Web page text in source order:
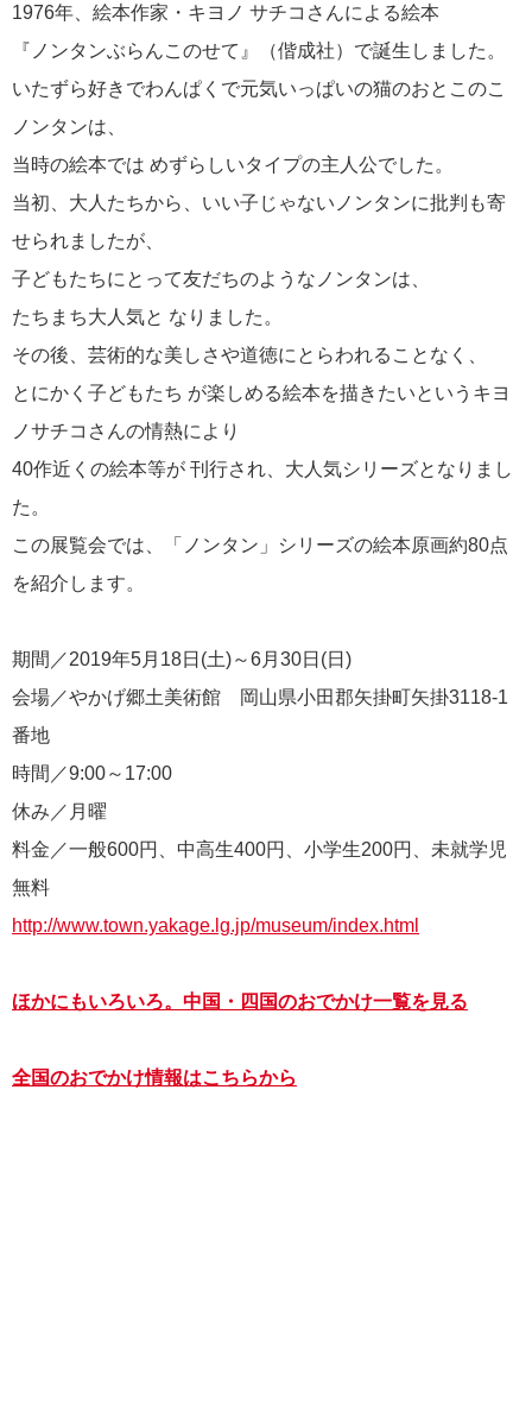
1976年、絵本作家・キヨノ サチコさんによる絵本
『ノンタンぶらんこのせて』（偕成社）で誕生しました。
いたずら好きでわんぱくで元気いっぱいの猫のおとこのこ
ノンタンは、
当時の絵本では めずらしいタイプの主人公でした。
当初、大人たちから、いい子じゃないノンタンに批判も寄
せられましたが、
子どもたちにとって友だちのようなノンタンは、
たちまち大人気と なりました。
その後、芸術的な美しさや道徳にとらわれることなく、
とにかく子どもたち が楽しめる絵本を描きたいというキヨ
ノサチコさんの情熱により
40作近くの絵本等が 刊行され、大人気シリーズとなりまし
た。
この展覧会では、「ノンタン」シリーズの絵本原画約80点
を紹介します。
期間／2019年5月18日(土)～6月30日(日)
会場／やかげ郷土美術館 岡山県小田郡矢掛町矢掛3118-1
番地
時間／9:00～17:00
休み／月曜
料金／一般600円、中高生400円、小学生200円、未就学児
無料
http://www.town.yakage.lg.jp/museum/index.html
ほかにもいろいろ。中国・四国のおでかけ一覧を見る
全国のおでかけ情報はこちらから